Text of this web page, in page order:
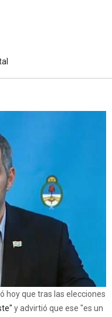
hoy que tras las elecciones
y advirtió que ese "es un